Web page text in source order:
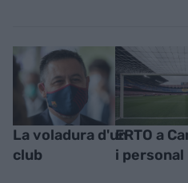
La voladura d'un
club
ERTO a
i